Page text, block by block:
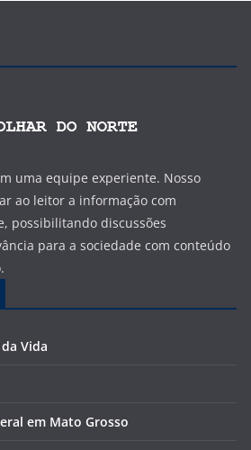
uma equipe experiente. Nosso
ao leitor a informação com
possibilitando discussões
para a sociedade com conteúdo
Vida
em Mato Grosso